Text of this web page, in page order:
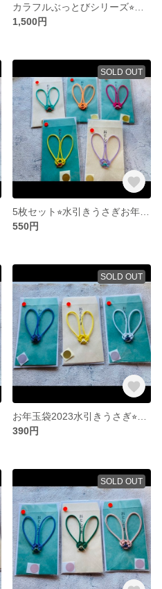
1,500円
SOLD OUT
550円
SOLD OUT
390円
SOLD OUT